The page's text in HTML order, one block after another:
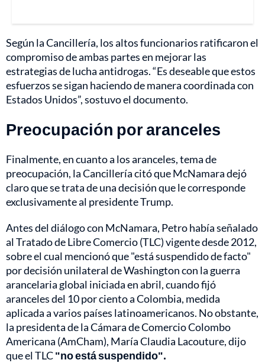
Según la Cancillería, los altos funcionarios ratificaron el
compromiso de ambas partes en mejorar las
estrategias de lucha antidrogas. “Es deseable que estos
esfuerzos se sigan haciendo de manera coordinada con
Estados Unidos”, sostuvo el documento.
Preocupación por aranceles
Finalmente, en cuanto a los aranceles, tema de
preocupación, la Cancillería citó que McNamara dejó
claro que se trata de una decisión que le corresponde
exclusivamente al presidente Trump.
Antes del diálogo con McNamara, Petro había señalado
al Tratado de Libre Comercio (TLC) vigente desde 2012,
sobre el cual mencionó que "está suspendido de facto"
por decisión unilateral de Washington con la guerra
arancelaria global iniciada en abril, cuando fijó
aranceles del 10 por ciento a Colombia, medida
aplicada a varios países latinoamericanos. No obstante,
la presidenta de la Cámara de Comercio Colombo
Americana (AmCham), María Claudia Lacouture, dijo
que el TLC"no está suspendido".